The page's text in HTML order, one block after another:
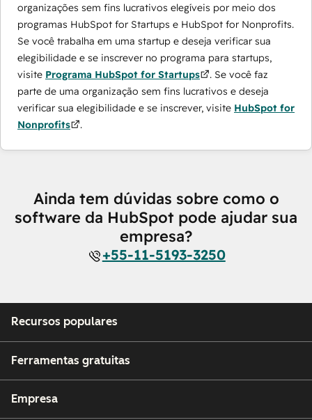
organizações sem fins lucrativos elegíveis por meio dos
programas ​HubSpot for Startups e HubSpot for Nonprofits.
Se você trabalha em uma startup e deseja verificar sua
elegibilidade e se inscrever no programa para startups,
visite Programa HubSpot for Startups
. Se você faz
parte de uma organização sem fins lucrativos e deseja
verificar sua elegibilidade e se inscrever, visite HubSpot for
Nonprofits
.
Ainda tem dúvidas sobre como o
software da HubSpot pode ajudar sua
empresa?
+55-11-5193-3250
Recursos populares
Ferramentas gratuitas
Empresa